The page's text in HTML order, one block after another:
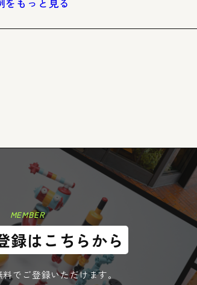
をもっと見る
MEMBER
録はこちらから
でご登録いただけます。